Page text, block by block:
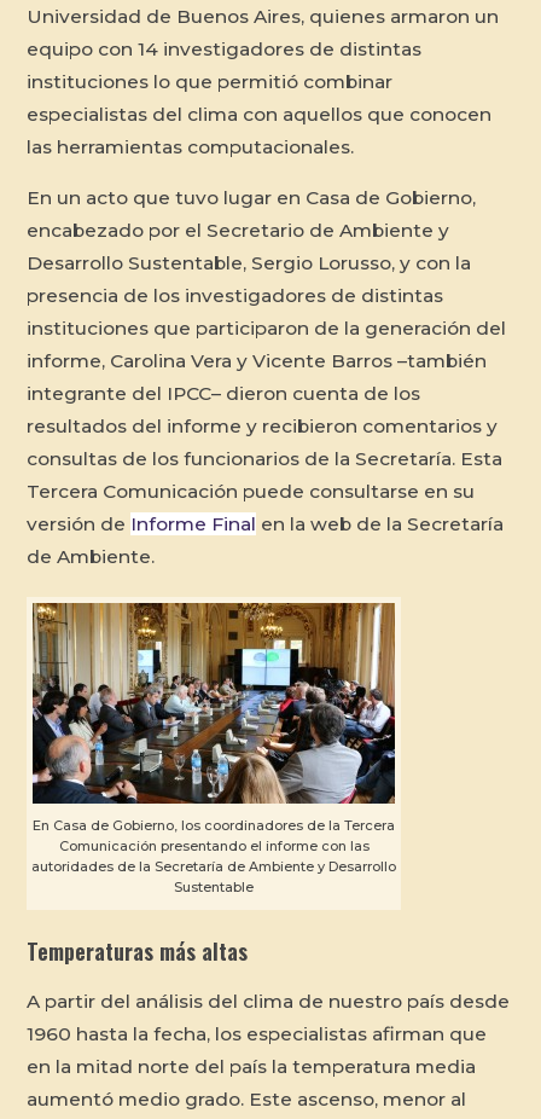
Universidad de Buenos Aires, quienes armaron un
equipo con 14 investigadores de distintas
instituciones lo que permitió combinar
especialistas del clima con aquellos que conocen
las herramientas computacionales.
En un acto que tuvo lugar en Casa de Gobierno,
encabezado por el Secretario de Ambiente y
Desarrollo Sustentable, Sergio Lorusso, y con la
presencia de los investigadores de distintas
instituciones que participaron de la generación del
informe, Carolina Vera y Vicente Barros –también
integrante del IPCC– dieron cuenta de los
resultados del informe y recibieron comentarios y
consultas de los funcionarios de la Secretaría. Esta
Tercera Comunicación puede consultarse en su
versión de Informe Final en la web de la Secretaría
de Ambiente.
En Casa de Gobierno, los coordinadores de la Tercera
Comunicación presentando el informe con las
autoridades de la Secretaría de Ambiente y Desarrollo
Sustentable
Temperaturas más altas
A partir del análisis del clima de nuestro país desde
1960 hasta la fecha, los especialistas afirman que
en la mitad norte del país la temperatura media
aumentó medio grado. Este ascenso, menor al